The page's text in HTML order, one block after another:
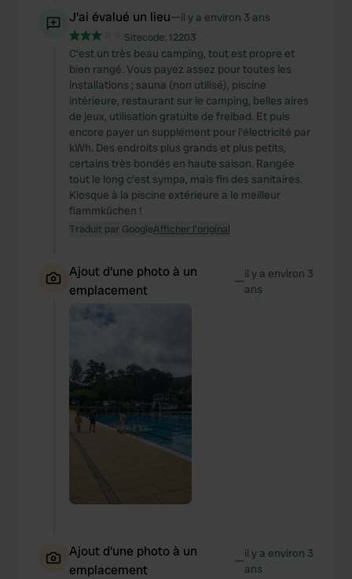
J'ai évalué un lieu—il y a environ 3 ans
Sitecode: 12203
C'est un très beau camping, tout est propre et
bien rangé. Vous payez assez pour toutes les
installations ; sauna (non utilisé), piscine
intérieure, restaurant sur le camping, belles aires
de jeux, utilisation gratuite de freibad. Et puis
encore payer un supplément pour l'électricité par
kWh. Des endroits plus grands et plus petits,
certains très bondés en haute saison. Rangée
tout le long c'est sympa, mais fin des sanitaires.
Kiosque à la piscine extérieure a le meilleur
flammküchen !
Traduit par GoogleAfficher l'original
Ajout d'une photo à un
emplacement
—il y a environ 3
ans
Ajout d'une photo à un
emplacement
—il y a environ 3
ans